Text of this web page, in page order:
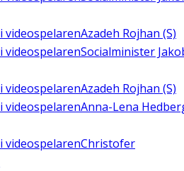
i videospelarenAzadeh Rojhan (S)
i videospelarenSocialminister
i videospelarenAzadeh Rojhan (S)
i videospelarenAnna-Lena
i videospelarenChristofer